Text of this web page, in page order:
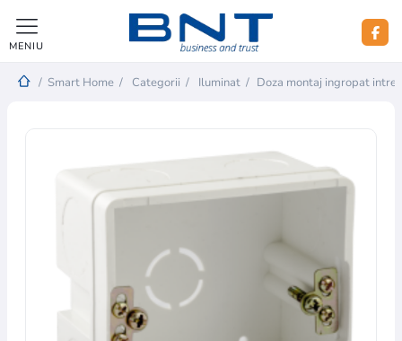
MENIU
/ Smart Home / Categorii / Iluminat / Doza montaj ingropat